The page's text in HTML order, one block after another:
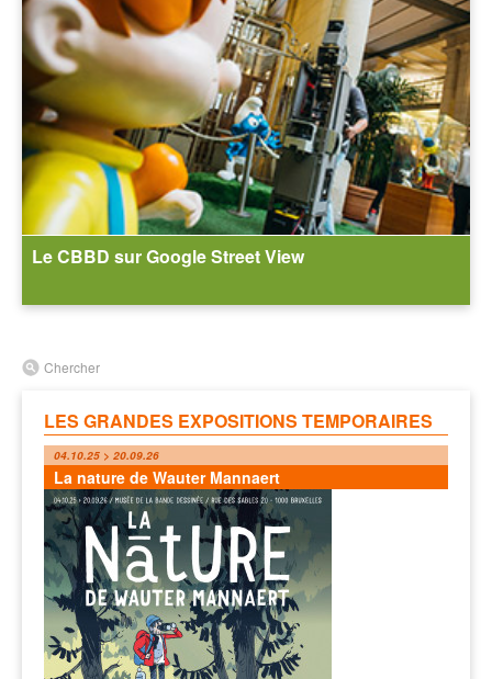
Le CBBD sur Google Street View
Chercher
LES GRANDES EXPOSITIONS TEMPORAIRES
04.10.25 > 20.09.26
La nature de Wauter Mannaert